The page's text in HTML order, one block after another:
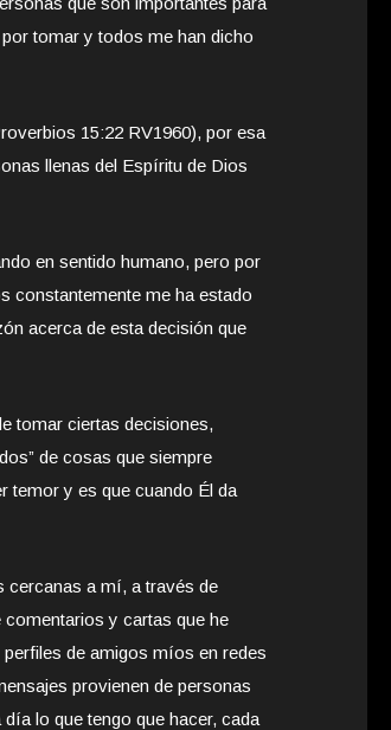
tomar y todos me han dicho
15:22 RV1960), por esa
llenas del Espíritu de Dios
en sentido humano, pero por
constantemente me ha estado
acerca de esta decisión que
tomar ciertas decisiones,
de cosas que siempre
temor y es que cuando Él da
cercanas a mí, a través de
y cartas que he
de amigos míos en redes
provienen de personas
lo que tengo que hacer, cada